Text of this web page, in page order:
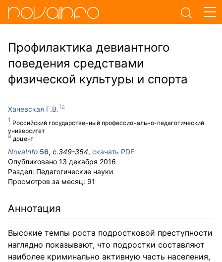
Профилактика девиантного
поведения средствами
физической культуры и спорта
Ханевская Г.В.
Российский государственный профессионально-педагогический
университет
доцент
NovaInfo 56, с.349-354, скачать PDF
Опубликовано 13 декабря 2016
Раздел: Педагогические науки
Просмотров за месяц: 91
Аннотация
Высокие темпы роста подростковой преступности
наглядно показывают, что подростки составляют
наиболее криминально активную часть населения,